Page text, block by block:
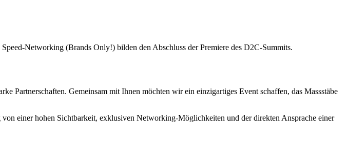
Networking (Brands Only!) bilden den Abschluss der Premiere des D2C-Summits.
Partnerschaften. Gemeinsam mit Ihnen möchten wir ein einzigartiges Event schaffen, das Massstäbe
einer hohen Sichtbarkeit, exklusiven Networking-Möglichkeiten und der direkten Ansprache einer